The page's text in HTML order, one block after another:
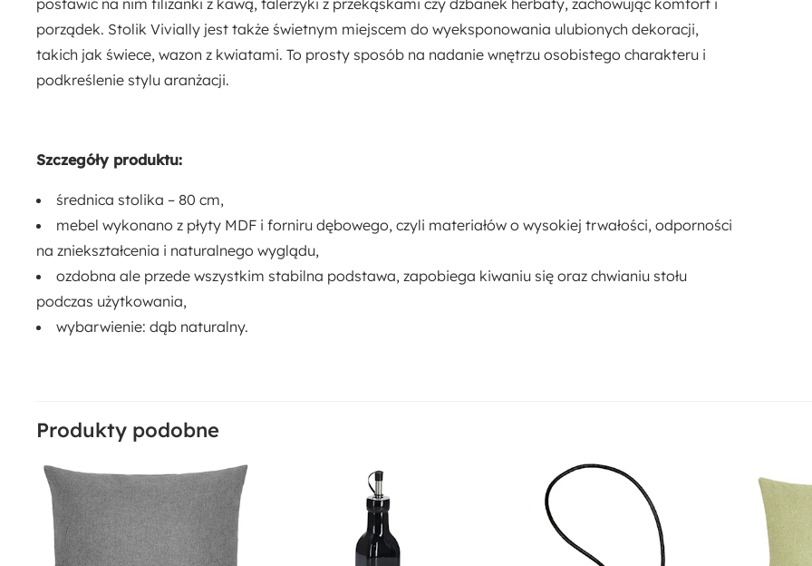
postawić na nim filiżanki z kawą, talerzyki z przekąskami czy dzbanek herbaty, zachowując komfort i
porządek. Stolik Vivially jest także świetnym miejscem do wyeksponowania ulubionych dekoracji,
takich jak świece, wazon z kwiatami. To prosty sposób na nadanie wnętrzu osobistego charakteru i
podkreślenie stylu aranżacji.
Szczegóły produktu:
średnica stolika – 80 cm,
mebel wykonano z płyty MDF i forniru dębowego, czyli materiałów o wysokiej trwałości, odporności
na zniekształcenia i naturalnego wyglądu,
ozdobna ale przede wszystkim stabilna podstawa, zapobiega kiwaniu się oraz chwianiu stołu
podczas użytkowania,
wybarwienie: dąb naturalny.
Produkty podobne